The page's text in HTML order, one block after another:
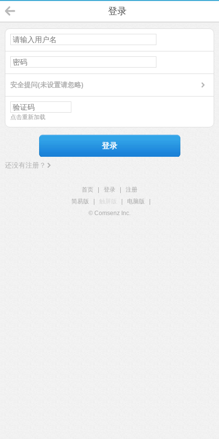
登录
安全提问(未设置请忽略)
点击重新加载
登录
还没有注册？
首页 登录
注册
简易版
触屏版 电脑版
© Comsenz Inc.